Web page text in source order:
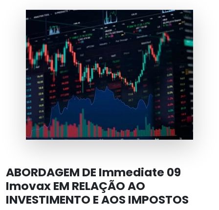
ABORDAGEM DE Immediate 09
Imovax EM RELAÇÃO AO
INVESTIMENTO E AOS IMPOSTOS